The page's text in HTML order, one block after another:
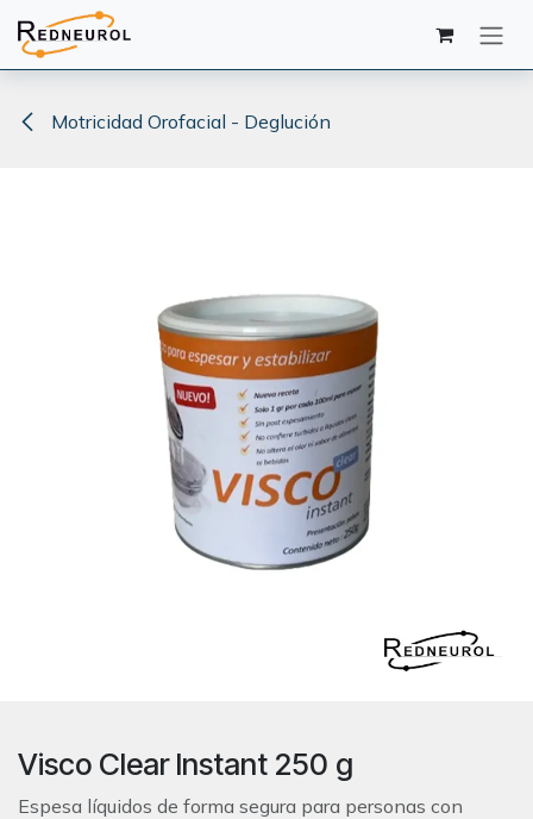
Ir al contenido
Motricidad Orofacial - Deglución
Visco Clear Instant 250 g
Espesa líquidos de forma segura para personas con